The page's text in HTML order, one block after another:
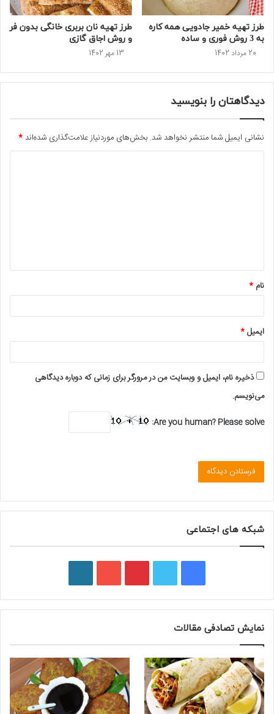
طرز تهیه خمیر جادویی همه کاره
به 3 روش فوری و ساده
20 مرداد 1402
طرز تهیه نان بربری خانگی بدون فر
و روش اجاق گازی
13 مهر 1402
دیدگاهتان را بنویسید
نشانی ایمیل شما منتشر نخواهد شد. بخش‌های موردنیاز علامت‌گذاری شده‌اند*
*
نام *
ایمیل*
ذخیره نام، ایمیل و وبسایت من در مرورگر برای زمانی که دوباره دیدگاهی
می‌نویسم.
Are you human? Please solve:
شبکه های اجتماعی
ی
س
ب
و
ک
و
ی
ت
ر
ی
ت
ر
ی
و
ی
و
ب
ر
پ
ر
نمایش تصادفی مقالات